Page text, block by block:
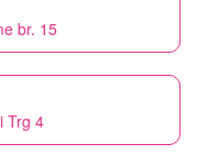
br. 15
Trg 4